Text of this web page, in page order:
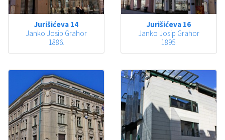
Jurišićeva 14
Janko Josip Grahor
1886.
Jurišićeva 16
Janko Josip Grahor
1895.